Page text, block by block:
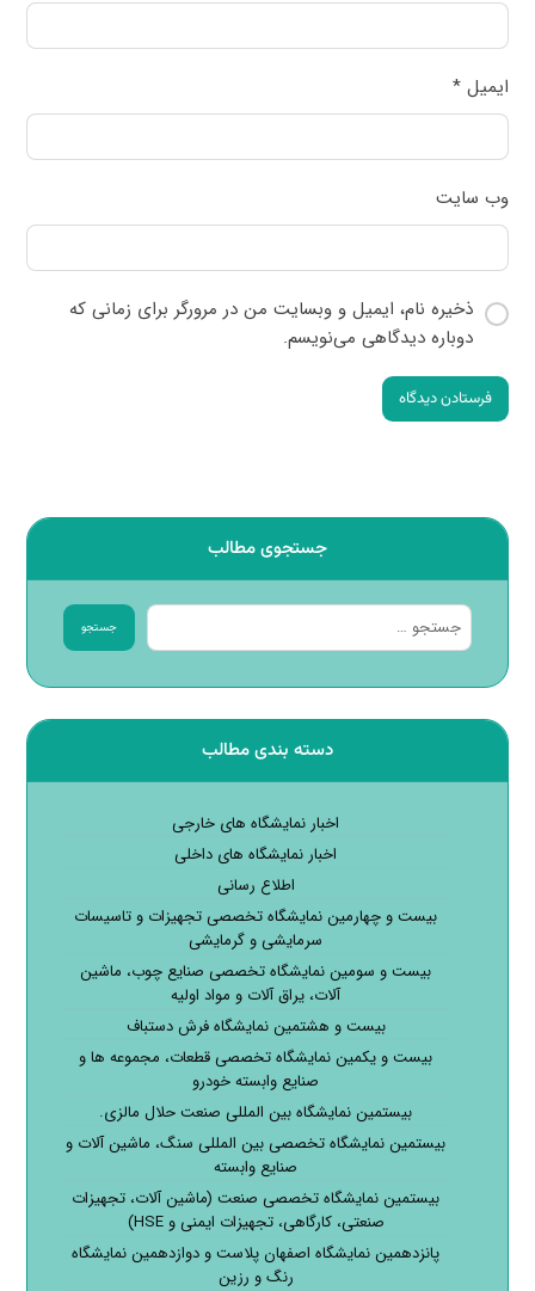
ایمیل*
وب‌ سایت
ذخیره نام، ایمیل و وبسایت من در مرورگر برای زمانی که
دوباره دیدگاهی می‌نویسم.
فرستادن دیدگاه
جستجوی مطالب
جستجو
دسته بندی مطالب
اخبار نمایشگاه های خارجی
اخبار نمایشگاه های داخلی
اطلاع رسانی
بیست و چهارمین نمایشگاه تخصصی تجهیزات و تاسیسات
سرمایشی و گرمایشی
بیست و سومین نمایشگاه تخصصی صنایع چوب، ماشین
آلات، یراق آلات و مواد اولیه
بیست و هشتمین نمایشگاه فرش دستباف
بیست و یکمین نمایشگاه تخصصی قطعات، مجموعه ها و
صنایع وابسته خودرو
بیستمین نمایشگاه بین المللی صنعت حلال مالزی.
بیستمین نمایشگاه تخصصی بین المللی سنگ، ماشین آلات و
صنایع وابسته
بیستمین نمایشگاه تخصصی صنعت (ماشین آلات، تجهیزات
صنعتی، کارگاهی، تجهیزات ایمنی و HSE)
پانزدهمین نمایشگاه اصفهان پلاست و دوازدهمین نمایشگاه
رنگ و رزین